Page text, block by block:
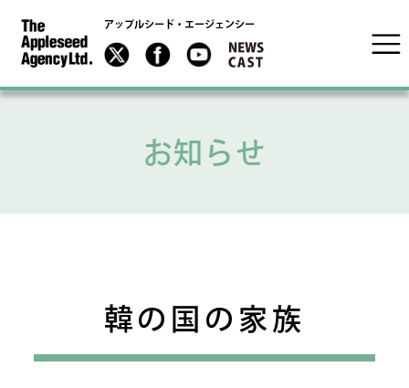
アップルシード・エージェンシー
お知らせ
韓の国の家族